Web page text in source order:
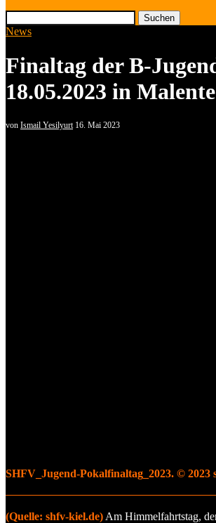
Suchen
News
Finaltag der B-
18.05.2023 in Malente
von Ismail Yesilyurt 16. Mai 2023
SHFV_Jugend-Pokalfinaltag_2023. © 2023
(Quelle: shfv-kiel.de) Am Himmelfahrtstag,